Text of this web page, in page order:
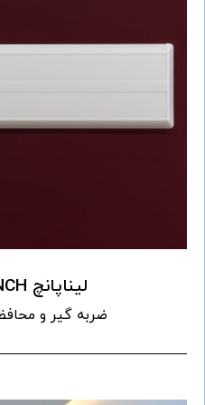
لیناپانچ LINEA’PUNCH
ضربه گیر و